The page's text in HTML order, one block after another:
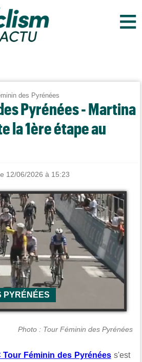
≡
des Pyrénées
Pyrénées - Martina
la 1ère étape au
12/06/2026 à 15:23
PYRÉNÉES
Photo : Tour Féminin des Pyrénées
Tour Féminin des Pyrénéess'est